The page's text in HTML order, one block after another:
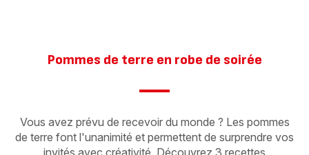
Pommes de terre en robe de soirée
Vous avez prévu de recevoir du monde ? Les pommes
de terre font l'unanimité et permettent de surprendre vos
invités avec créativité. Découvrez 3 recettes